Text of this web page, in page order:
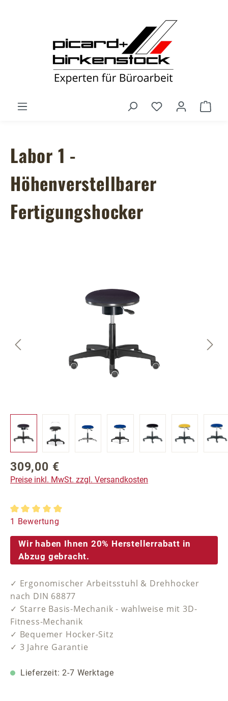
Du hast 0
Labor 1 -
Höhenverstellbarer
Fertigungshocker
Regulärer Preis:
309,00 €
Preise inkl. MwSt. zzgl. Versandkosten
Durchschnittliche Bewertung von 5 von 5 Sternen
1 Bewertung
Wir haben Ihnen 20% Herstellerrabatt in
Abzug gebracht.
✓ Ergonomischer Arbeitsstuhl & Drehhocker
nach DIN 68877
✓ Starre Basis-Mechanik - wahlweise mit 3D-
Fitness-Mechanik
✓ Bequemer Hocker-Sitz
✓ 3 Jahre Garantie
Lieferzeit: 2-7 Werktage